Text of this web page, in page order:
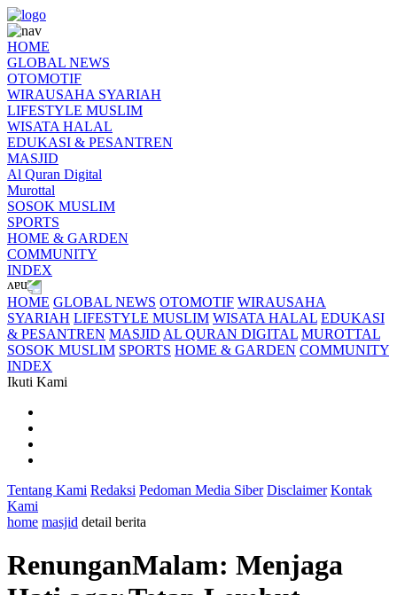
HOME
GLOBAL NEWS
OTOMOTIF
WIRAUSAHA SYARIAH
LIFESTYLE MUSLIM
WISATA HALAL
EDUKASI & PESANTREN
MASJID
Al Quran Digital
Murottal
SOSOK MUSLIM
SPORTS
HOME & GARDEN
COMMUNITY
INDEX
HOME GLOBAL NEWS OTOMOTIF WIRAUSAHA
SYARIAH LIFESTYLE MUSLIM WISATA HALAL EDUKASI
& PESANTREN MASJID AL QURAN DIGITAL MUROTTAL
SOSOK MUSLIM SPORTS HOME & GARDEN COMMUNITY
INDEX
Ikuti Kami
Tentang Kami Redaksi Pedoman Media Siber Disclaimer Kontak
Kami
home masjid detail berita
RenunganMalam: Menjaga